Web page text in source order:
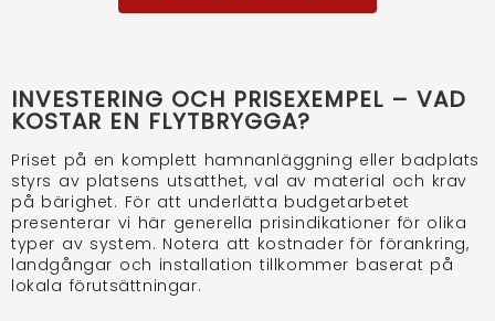
INVESTERING OCH PRISEXEMPEL – VAD
KOSTAR EN FLYTBRYGGA?
Priset på en komplett hamnanläggning eller badplats
styrs av platsens utsatthet, val av material och krav
på bärighet. För att underlätta budgetarbetet
presenterar vi här generella prisindikationer för olika
typer av system. Notera att kostnader för förankring,
landgångar och installation tillkommer baserat på
lokala förutsättningar.